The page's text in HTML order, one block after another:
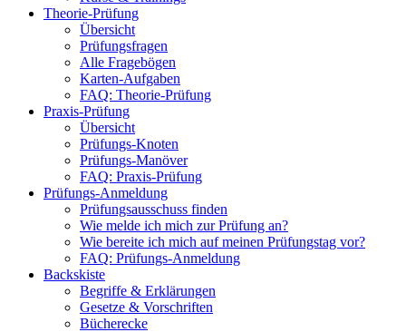
Theorie-Prüfung
Übersicht
Prüfungsfragen
Alle Fragebögen
Karten-Aufgaben
FAQ: Theorie-Prüfung
Praxis-Prüfung
Übersicht
Prüfungs-Knoten
Prüfungs-Manöver
FAQ: Praxis-Prüfung
Prüfungs-Anmeldung
Prüfungsausschuss finden
Wie melde ich mich zur Prüfung an?
Wie bereite ich mich auf meinen Prüfungstag vor?
FAQ: Prüfungs-Anmeldung
Backskiste
Begriffe & Erklärungen
Gesetze & Vorschriften
Bücherecke